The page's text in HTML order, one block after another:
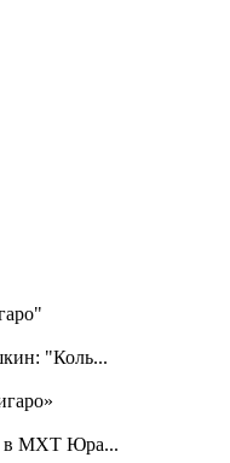
"Коль...
в МХТ Юра...